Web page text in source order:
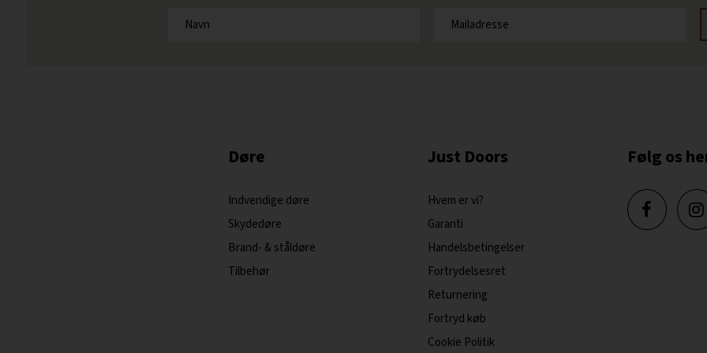
Døre
Indvendige døre
Skydedøre
Brand- & ståldøre
Tilbehør
Just Doors
Hvem er vi?
Garanti
Handelsbetingelser
Fortrydelsesret
Returnering
Fortryd køb
Cookie Politik
Følg os